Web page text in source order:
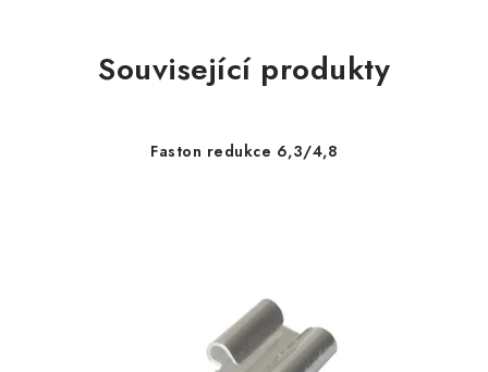
Související produkty
Faston redukce 6,3/4,8